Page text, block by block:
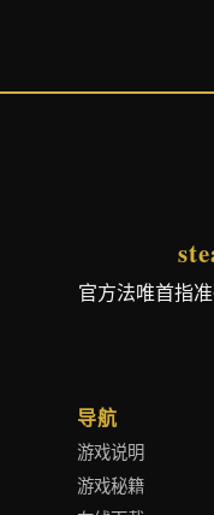
官方法唯首指
导航
游戏说明
游戏秘籍